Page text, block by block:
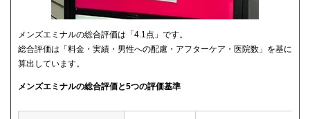
メンズエミナルの総合評価は「4.1点」です。
総合評価は「料金・実績・男性への配慮・アフターケア・医院数」を基に
算出しています。
メンズエミナルの総合評価と5つの評価基準